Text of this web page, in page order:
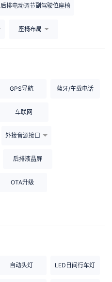
后排电动调节副驾驶位座椅
座椅布局
GPS导航 蓝牙/车载电话
车联网
外接音源接口
后排液晶屏
OTA升级
自动头灯 LED日间行车灯